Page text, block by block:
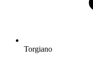
Torgiano